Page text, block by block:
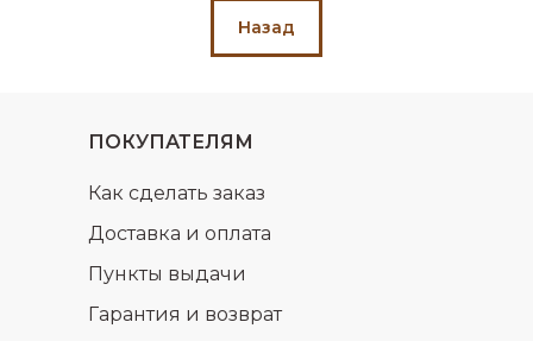
Назад
ПОКУПАТЕЛЯМ
Доставка и оплата
Гарантия и возврат
Пункты выдачи
Как сделать заказ